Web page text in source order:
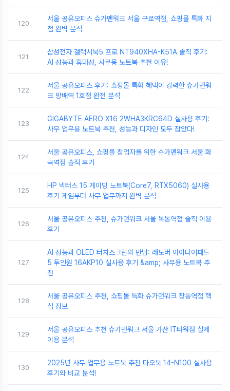
120
서울 공유오피스 슈가맨워크 서울 구로역점, 쇼핑몰 특화 지
점 완벽 분석
121
삼성전자 갤럭시북5 프로 NT940XHA-K51A 솔직 후기:
AI 성능과 휴대성, 사무용 노트북 추천 이유!
122
서울 공유오피스 후기: 쇼핑몰 특화 혜택이 강력한 슈가맨워
크 방배역 1호점 완전 분석
123
GIGABYTE AERO X16 2WHA3KRC64D 실사용 후기:
사무 업무용 노트북 추천, 성능과 디자인 모두 잡았다!
124
서울 공유오피스, 쇼핑몰 창업자를 위한 슈가맨워크 서울 화
곡역점 솔직 후기
125
HP 빅터스 15 게이밍 노트북(Core7, RTX5060) 실사용
후기 게임부터 사무 업무까지 완벽 분석
126
서울 공유오피스 추천, 슈가맨워크 서울 목동역점 솔직 이용
후기
127
AI 성능과 OLED 터치스크린의 만남: 레노버 아이디어패드
5 투인원 16AKP10 실사용 후기 &amp; 사무용 노트북 추
천
128
서울 공유오피스 추천, 쇼핑몰 특화 슈가맨워크 창동역점 핵
심 정보
129
서울 공유오피스 추천 슈가맨워크 서울 가산 IT타워점 실제
이용 분석
130
2025년 사무 업무용 노트북 추천 다오북 14-N100 실사용
후기와 비교 분석!